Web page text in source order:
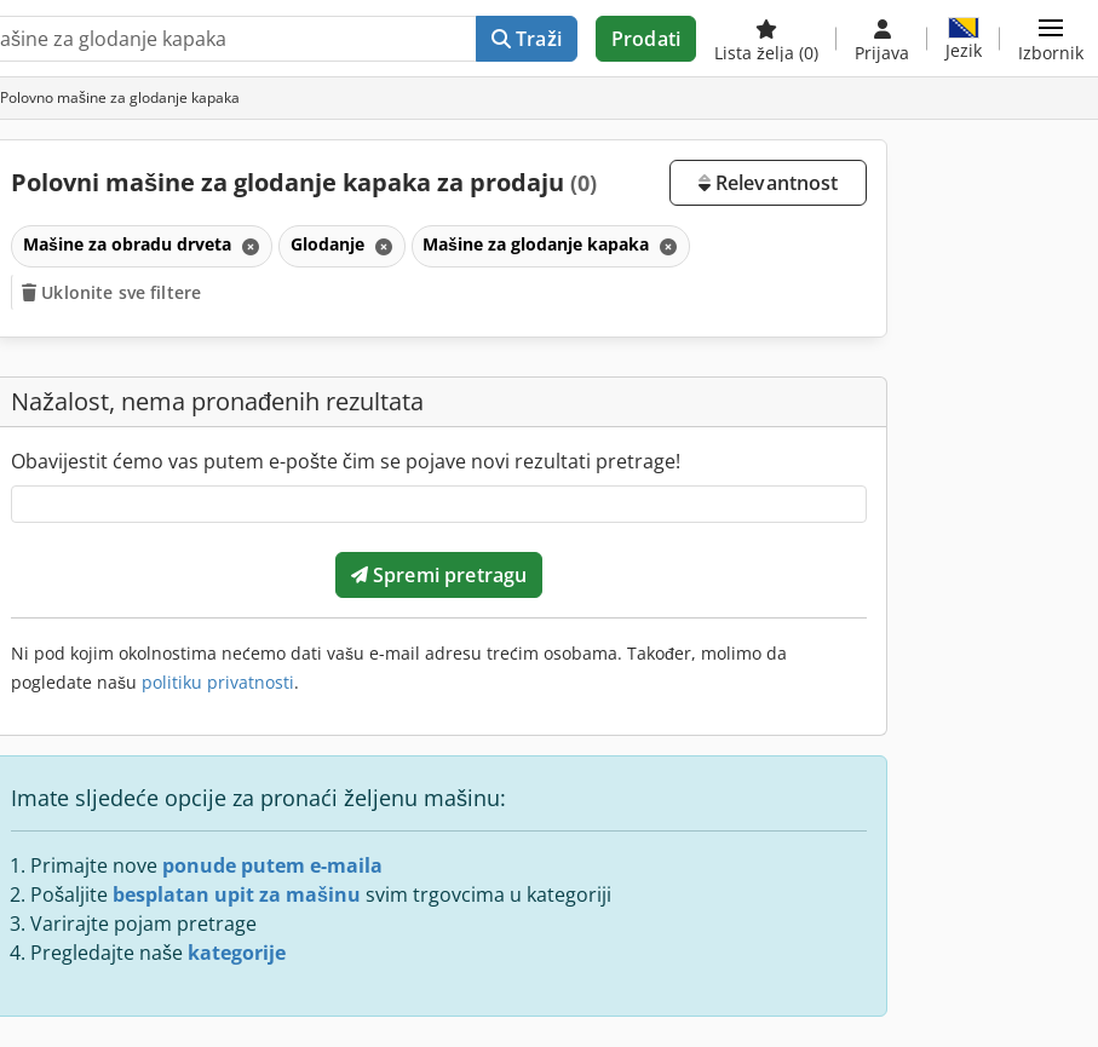
Traži Prodati
Lista želja (0) Prijava Jezik Izbornik
Polovno mašine za glodanje kapaka
Polovni mašine za glodanje kapaka za prodaju (0) Relevantnost
Mašine za obradu drveta Glodanje Mašine za glodanje kapaka
Uklonite sve filtere
Nažalost, nema pronađenih rezultata
Obavijestit ćemo vas putem e-pošte čim se pojave novi rezultati pretrage!
Spremi pretragu
Ni pod kojim okolnostima nećemo dati vašu e-mail adresu trećim osobama. Također, molimo da
pogledate našu politiku privatnosti.
Imate sljedeće opcije za pronaći željenu mašinu:
Primajte nove ponude putem e-maila
Pošaljite besplatan upit za mašinu svim trgovcima u kategoriji
Varirajte pojam pretrage
Pregledajte naše kategorije